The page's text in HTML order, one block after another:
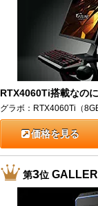
RTX4060Ti搭載なの
グラボ：RTX4060Ti（8GB
価格を見る
第3位